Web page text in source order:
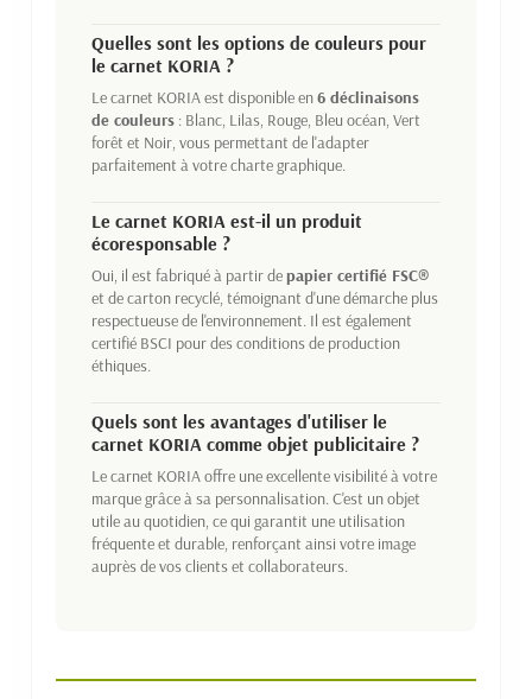
Quelles sont les options de couleurs pour
le carnet KORIA ?
Le carnet KORIA est disponible en6 déclinaisons
de couleurs : Blanc, Lilas, Rouge, Bleu océan, Vert
forêt et Noir, vous permettant de l'adapter
parfaitement à votre charte graphique.
Le carnet KORIA est-il un produit
écoresponsable ?
Oui, il est fabriqué à partir depapier certifié FSC®
et de carton recyclé, témoignant d'une démarche plus
respectueuse de l'environnement. Il est également
certifié BSCI pour des conditions de production
éthiques.
Quels sont les avantages d'utiliser le
carnet KORIA comme objet publicitaire ?
Le carnet KORIA offre une excellente visibilité à votre
marque grâce à sa personnalisation. C'est un objet
utile au quotidien, ce qui garantit une utilisation
fréquente et durable, renforçant ainsi votre image
auprès de vos clients et collaborateurs.